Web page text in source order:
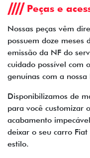
Peças e
Nossas peças vêm
possuem doze
emissão da NF do
cuidado possível com
genuínas com a nossa
Disponibilizamos de
para você customizar
acabamento
deixar o seu carro
estilo.